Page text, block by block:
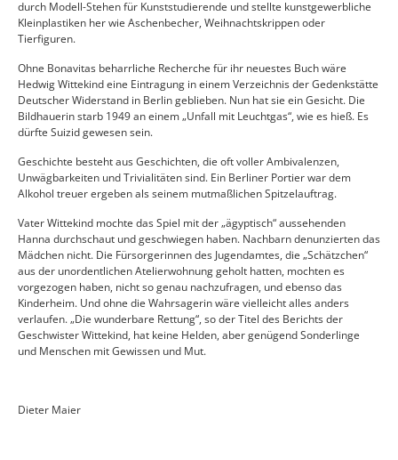
durch Modell-Stehen für Kunststudierende und stellte kunstgewerbliche
Kleinplastiken her wie Aschenbecher, Weihnachtskrippen oder
Tierfiguren.
Ohne Bonavitas beharrliche Recherche für ihr neuestes Buch wäre
Hedwig Wittekind eine Eintragung in einem Verzeichnis der Gedenkstätte
Deutscher Widerstand in Berlin geblieben. Nun hat sie ein Gesicht. Die
Bildhauerin starb 1949 an einem „Unfall mit Leuchtgas“, wie es hieß. Es
dürfte Suizid gewesen sein.
Geschichte besteht aus Geschichten, die oft voller Ambivalenzen,
Unwägbarkeiten und Trivialitäten sind. Ein Berliner Portier war dem
Alkohol treuer ergeben als seinem mutmaßlichen Spitzelauftrag.
Vater Wittekind mochte das Spiel mit der „ägyptisch“ aussehenden
Hanna durchschaut und geschwiegen haben. Nachbarn denunzierten das
Mädchen nicht. Die Fürsorgerinnen des Jugendamtes, die „Schätzchen“
aus der unordentlichen Atelierwohnung geholt hatten, mochten es
vorgezogen haben, nicht so genau nachzufragen, und ebenso das
Kinderheim. Und ohne die Wahrsagerin wäre vielleicht alles anders
verlaufen. „Die wunderbare Rettung“, so der Titel des Berichts der
Geschwister Wittekind, hat keine Helden, aber genügend Sonderlinge
und Menschen mit Gewissen und Mut.
Dieter Maier